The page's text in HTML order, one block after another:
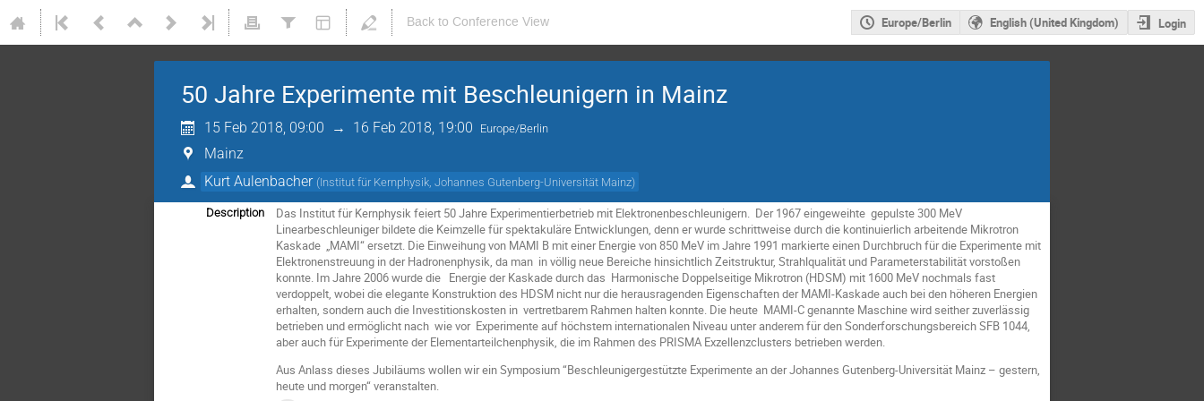
Back to Conference View Europe/Berlin English (United Kingdom) Login
50 Jahre Experimente mit Beschleunigern in Mainz
15 Feb 2018, 09:00 → 16 Feb 2018, 19:00 Europe/Berlin
Mainz
Kurt Aulenbacher (Institut für Kernphysik, Johannes Gutenberg-Universität Mainz)
Description
Das Institut für Kernphysik feiert 50 Jahre Experimentierbetrieb mit Elektronenbeschleunigern. Der 1967 eingeweihte gepulste 300 MeV
Linearbeschleuniger bildete die Keimzelle für spektakuläre Entwicklungen, denn er wurde schrittweise durch die kontinuierlich arbeitende Mikrotron
Kaskade „MAMI“ ersetzt. Die Einweihung von MAMI B mit einer Energie von 850 MeV im Jahre 1991 markierte einen Durchbruch für die Experimente mit
Elektronenstreuung in der Hadronenphysik, da man in völlig neue Bereiche hinsichtlich Zeitstruktur, Strahlqualität und Parameterstabilität vorstoßen
konnte. Im Jahre 2006 wurde die Energie der Kaskade durch das Harmonische Doppelseitige Mikrotron (HDSM) mit 1600 MeV nochmals fast
verdoppelt, wobei die elegante Konstruktion des HDSM nicht nur die herausragenden Eigenschaften der MAMI-Kaskade auch bei den höheren Energien
erhalten, sondern auch die Investitionskosten in vertretbarem Rahmen halten konnte. Die heute MAMI-C genannte Maschine wird seither zuverlässig
betrieben und ermöglicht nach wie vor Experimente auf höchstem internationalen Niveau unter anderem für den Sonderforschungsbereich SFB 1044,
aber auch für Experimente der Elementarteilchenphysik, die im Rahmen des PRISMA Exzellenzclusters betrieben werden.
Aus Anlass dieses Jubiläums wollen wir ein Symposium “Beschleunigergestützte Experimente an der Johannes Gutenberg-Universität Mainz – gestern,
heute und morgen“ veranstalten.